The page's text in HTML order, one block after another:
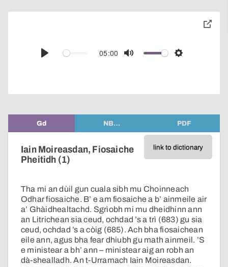
Play
05:00
Mute Settings
toggle
Gd NB… PDF
link to dictionary
Iain Moireasdan, Fiosaiche
Pheitidh (1)
Tha mi an dùil gun cuala sibh mu Choinneach
Odhar fiosaiche. B’ e am fiosaiche a b’ ainmeile air
a’ Ghàidhealtachd. Sgrìobh mi mu dheidhinn ann
an Litrichean sia ceud, ochdad ’s a trì (683) gu sia
ceud, ochdad ’s a còig (685). Ach bha fiosaichean
eile ann, agus bha fear dhiubh gu math ainmeil. ’S
e ministear a bh’ ann – ministear aig an robh an
dà-shealladh. An t-Urramach Iain Moireasdan.